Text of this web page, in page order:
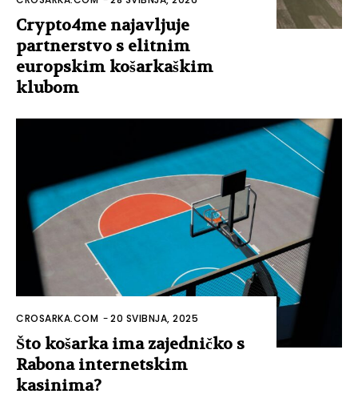
Crypto4me najavljuje
partnerstvo s elitnim
europskim košarkaškim
klubom
CROSARKA.COM -20 SVIBNJA, 2025
Što košarka ima zajedničko s
Rabona internetskim
kasinima?